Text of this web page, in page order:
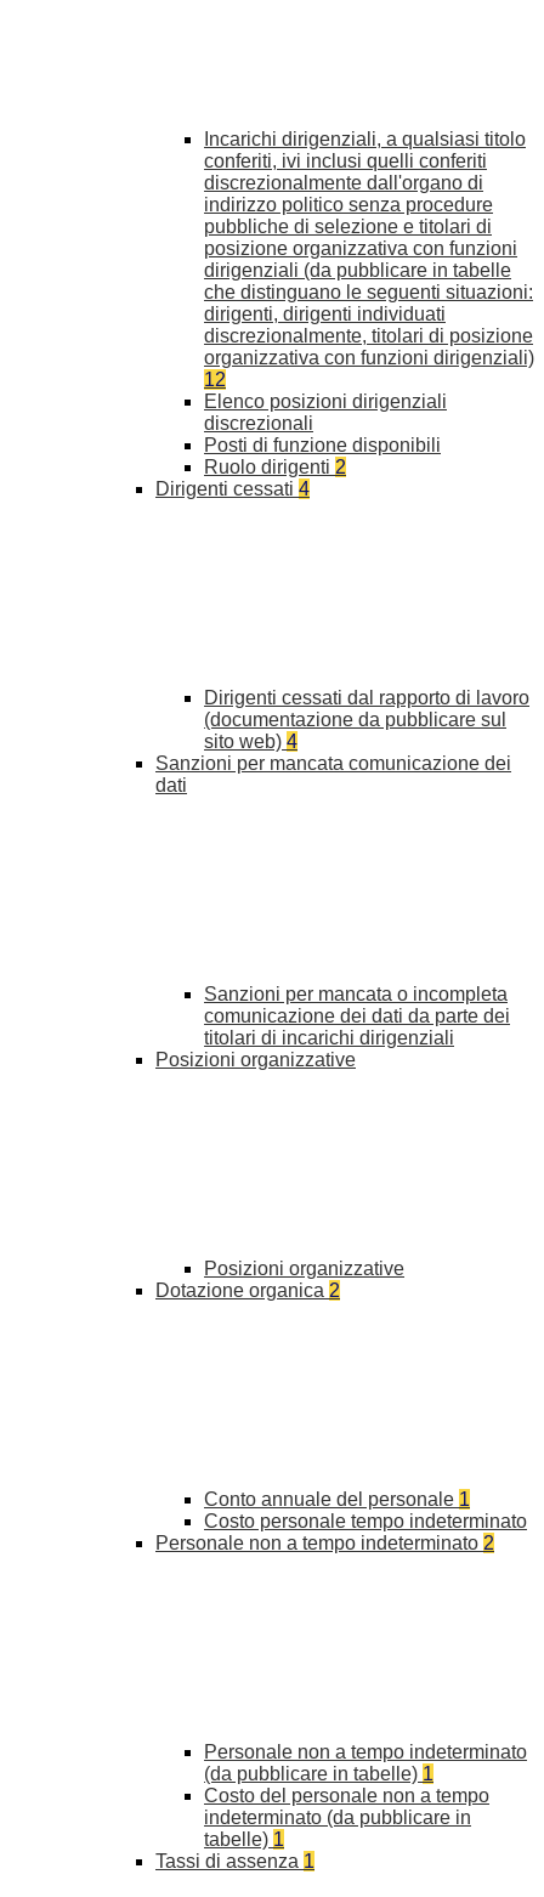
Incarichi dirigenziali, a qualsiasi titolo
conferiti, ivi inclusi quelli conferiti
discrezionalmente dall'organo di
indirizzo politico senza procedure
pubbliche di selezione e titolari di
posizione organizzativa con funzioni
dirigenziali (da pubblicare in tabelle
che distinguano le seguenti situazioni:
dirigenti, dirigenti individuati
discrezionalmente, titolari di posizione
organizzativa con funzioni dirigenziali)
12
Elenco posizioni dirigenziali
discrezionali
Posti di funzione disponibili
Ruolo dirigenti 2
Dirigenti cessati 4
Dirigenti cessati dal rapporto di lavoro
(documentazione da pubblicare sul
sito web) 4
Sanzioni per mancata comunicazione dei
dati
Sanzioni per mancata o incompleta
comunicazione dei dati da parte dei
titolari di incarichi dirigenziali
Posizioni organizzative
Posizioni organizzative
Dotazione organica 2
Conto annuale del personale 1
Costo personale tempo indeterminato
Personale non a tempo indeterminato 2
Personale non a tempo indeterminato
(da pubblicare in tabelle) 1
Costo del personale non a tempo
indeterminato (da pubblicare in
tabelle) 1
Tassi di assenza 1